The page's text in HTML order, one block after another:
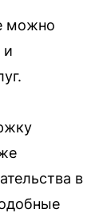
можно
и
в